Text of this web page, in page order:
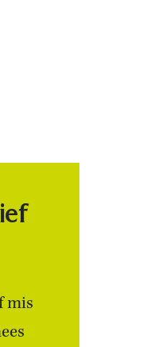
mis